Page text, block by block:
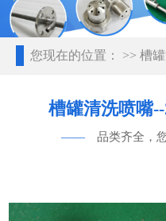
您现在的位置： >> 槽
槽罐清洗喷嘴--
—— 品类齐全，